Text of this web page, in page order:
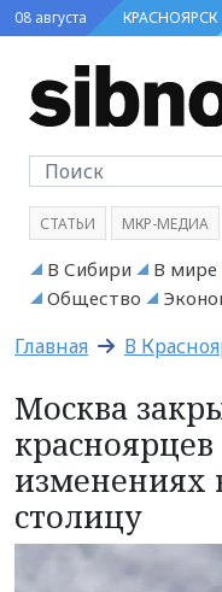
08 августа КРАСНОЯРСК
СТАТЬИ МКР-МЕДИА
В Сибири В мире
Общество
Главная В
Москва
изменениях
столицу